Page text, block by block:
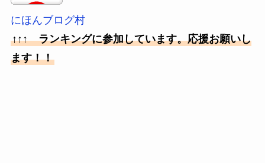
にほんブログ村
↑↑↑ ランキングに参加しています。応援お願いし
ます！！